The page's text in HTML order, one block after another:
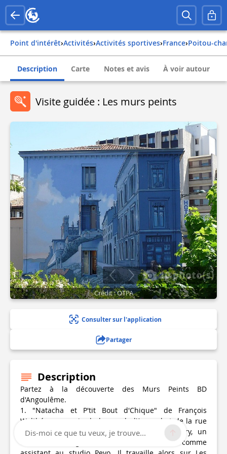
Point d'intérêt› Activités› Activités sportives› france› poitou-
Description Carte Notes et avis À voir autour
Visite guidée : Les murs peints
10 photo(s)
Crédit : OTPA
Consulter sur l'application
Partager
Description
Partez à la découverte des Murs Peints BD
d'Angoulême.
1. "Natacha et P'tit Bout d'Chique" de François
Walthéry - au coin de la rue de l'Arsenal et de la rue
Hergé. Ce mur peint est l’œuvre de Walthéry, un
dessinateur belge. Il commence sa carrière comme
Dis-moi ce que tu veux, je trouve...